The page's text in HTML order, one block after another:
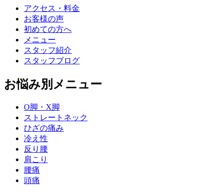
アクセス・料金
お客様の声
初めての方へ
メニュー
スタッフ紹介
スタッフブログ
お悩み別メニュー
O脚・X脚
ストレートネック
ひざの痛み
冷え性
反り腰
肩こり
腰痛
頭痛